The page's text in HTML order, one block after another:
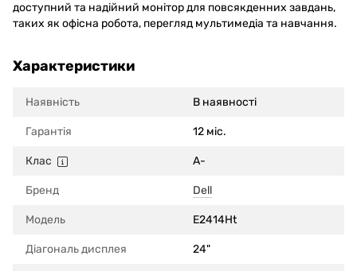
доступний та надійний монітор для повсякденних завдань,
таких як офісна робота, перегляд мультимедіа та навчання.
Характеристики
Наявність В наявності
Гарантія 12 міс.
Клас A-
Бренд Dell
Модель E2414Ht
Діагональ дисплея 24"